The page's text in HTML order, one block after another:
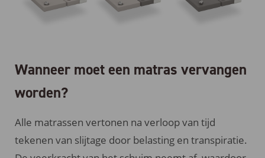
Wanneer moet een matras vervangen
worden?
Alle matrassen vertonen na verloop van tijd
tekenen van slijtage door belasting en transpiratie.